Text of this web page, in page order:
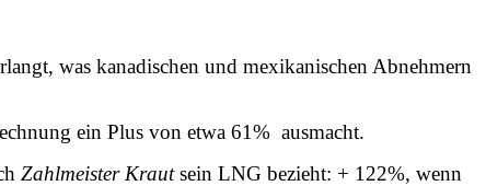
was kanadischen und mexikanischen Abnehmern
ein Plus von etwa 61% ausmacht.
Zahlmeister Krautsein LNG bezieht: + 122%, wenn